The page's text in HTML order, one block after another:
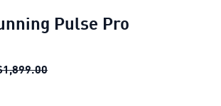
Pulse Pro
Tenis de running Pulse Pro